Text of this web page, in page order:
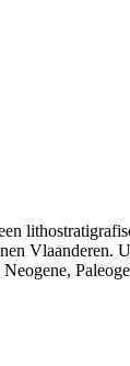
Vlaanderen.